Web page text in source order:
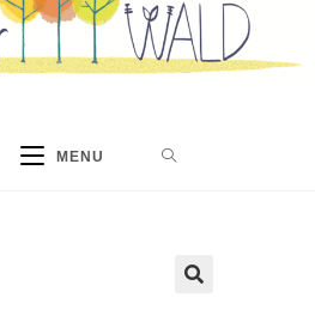
MENU